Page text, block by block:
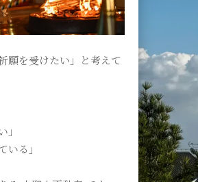
願を受けたい」と考えて
いる」